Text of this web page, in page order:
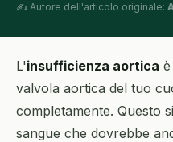
✍️ Autore dell'articolo originale:
L'insufficienza aortica
valvola aortica del tuo
completamente. Questo
sangue che dovrebbe